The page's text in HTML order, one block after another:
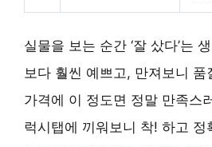
실물을 보는 순간 ‘잘 샀다’는
보다 훨씬 예쁘고, 만져보니 품
가격에 이 정도면 정말 만족스
럭시탭에 끼워보니 착! 하고 정